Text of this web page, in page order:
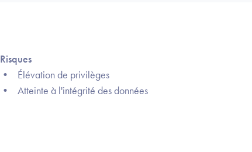
Risques
• Élévation de privilèges
• Atteinte à l'intégrité des données